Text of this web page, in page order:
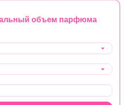
объем парфюма